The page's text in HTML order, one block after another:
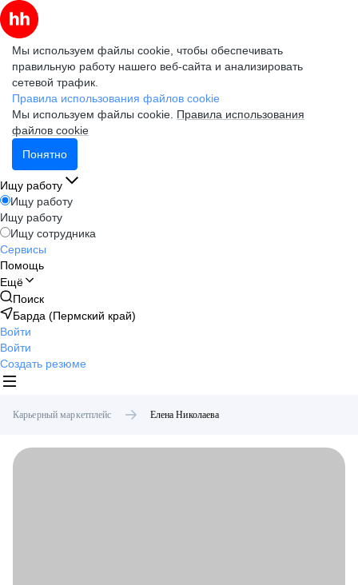
Мы используем файлы cookie, чтобы обеспечивать
правильную работу нашего веб-сайта и анализировать
сетевой трафик.
Правила использования файлов cookie
Мы используем файлы cookie. Правила использования
файлов cookie
Понятно
Ищу работу
Ищу работу
Ищу работу
Ищу сотрудника
Сервисы
Помощь
Ещё
Поиск
Барда (Пермский край)
Войти
Войти
Создать резюме
Карьерный маркетплейс Елена Николаева